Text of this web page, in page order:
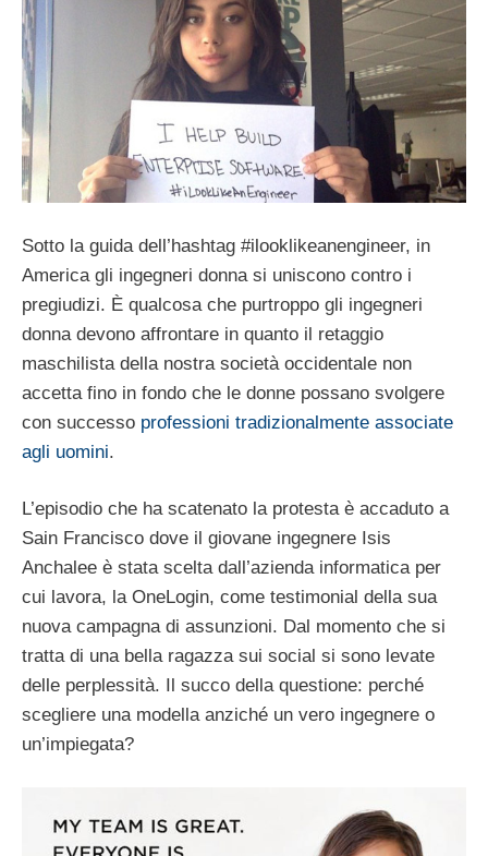
Sotto la guida dell’hashtag #ilooklikeanengineer, in
America gli ingegneri donna si uniscono contro i
pregiudizi. È qualcosa che purtroppo gli ingegneri
donna devono affrontare in quanto il retaggio
maschilista della nostra società occidentale non
accetta fino in fondo che le donne possano svolgere
con successo professioni tradizionalmente associate
agli uomini.
L’episodio che ha scatenato la protesta è accaduto a
Sain Francisco dove il giovane ingegnere Isis
Anchalee è stata scelta dall’azienda informatica per
cui lavora, la OneLogin, come testimonial della sua
nuova campagna di assunzioni. Dal momento che si
tratta di una bella ragazza sui social si sono levate
delle perplessità. Il succo della questione: perché
scegliere una modella anziché un vero ingegnere o
un’impiegata?